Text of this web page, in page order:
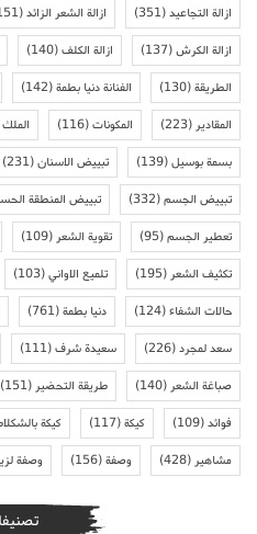
ازالة التجاعيد(351) ازالة الشعر الزائد(151)
ازالة الكرش(137) ازالة الكلف(140)
الطريقة(130) الفنانة دنيا بطمة(142)
المقادير(223) المكونات(116)
بسمة بوسيل(139) تبييض الاسنان(231)
تبييض الجسم(332) تبييض المنطقة
تعطير الجسم(95) تقوية الشعر(109)
تكثيف الشعر(195) تلميع الاواني(103)
حالات الشفاء(124) دنيا بطمة(761)
سعد لمجرد(226) سعيدة شرف(111)
صباغة الشعر(140) طريقة التحضير(151)
فوائد(109) كيكة(117) كيكة
مشاهير(428) وصفة(156) وصفة